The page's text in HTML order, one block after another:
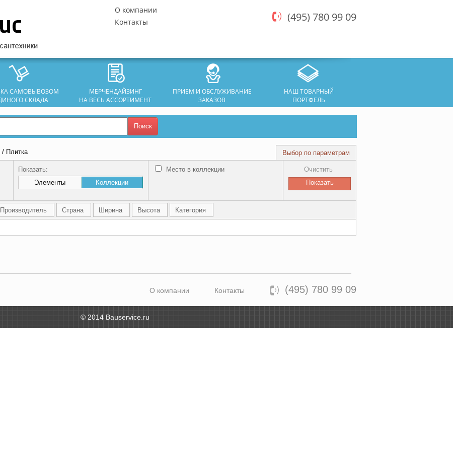
О компании
Контакты
(495) 780 99 09
САМОВЫВОЗОМ
СКЛАДА
МЕРЧЕНДАЙЗИНГ
НА ВЕСЬ АССОРТИМЕНТ
ПРИЕМ И ОБСЛУЖИВАНИЕ
ЗАКАЗОВ
НАШ ТОВАРНЫЙ
ПОРТФЕЛЬ
Поиск
/ Плитка Выбор по параметрам
Показать:
Элементы
Коллекции
Место в коллекции Очистить
Производитель Страна Ширина Высота Категория
О компании Контакты (495) 780 99 09
© 2014 Bauservice.ru